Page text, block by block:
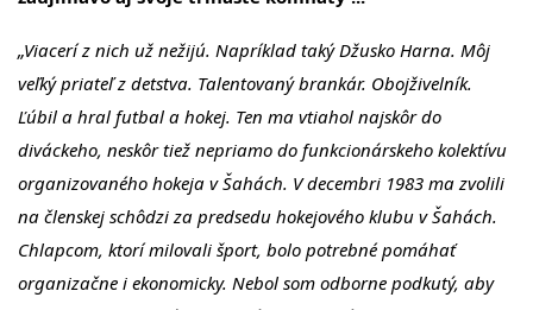
„Viacerí z nich už nežijú. Napríklad taký Džusko Harna. Môj
veľký priateľ z detstva. Talentovaný brankár. Obojživelník.
Ľúbil a hral futbal a hokej. Ten ma vtiahol najskôr do
diváckeho, neskôr tiež nepriamo do funkcionárskeho kolektívu
organizovaného hokeja v Šahách. V decembri 1983 ma zvolili
na členskej schôdzi za predsedu hokejového klubu v Šahách.
Chlapcom, ktorí milovali šport, bolo potrebné pomáhať
organizačne i ekonomicky. Nebol som odborne podkutý, aby